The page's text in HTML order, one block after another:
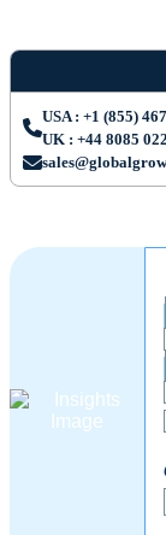
USA : +1 (855)
UK : +44 8085